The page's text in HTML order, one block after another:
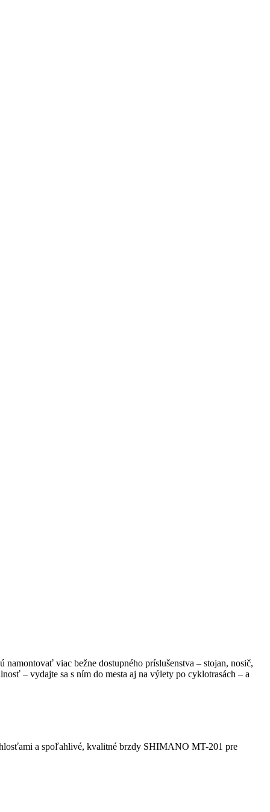
viac bežne dostupného príslušenstva – stojan, nosič,
– vydajte sa s ním do mesta aj na výlety po cyklotrasách – a
a spoľahlivé, kvalitné brzdy SHIMANO MT-201 pre